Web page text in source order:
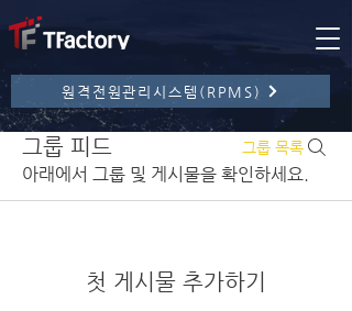
원격전원관리시스템(RPMS)
그룹 피드 그룹 목록
아래에서 그룹 및 게시물을 확인하세요.
첫 게시물 추가하기